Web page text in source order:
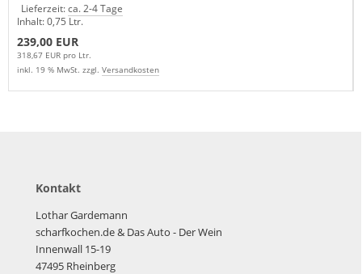
Lieferzeit:ca. 2-4 Tage
Inhalt: 0,75 Ltr.
239,00 EUR
318,67 EUR pro Ltr.
inkl. 19 % MwSt. zzgl. Versandkosten
Kontakt
Lothar Gardemann
scharfkochen.de& Das Auto - Der Wein
Innenwall 15-19
47495 Rheinberg